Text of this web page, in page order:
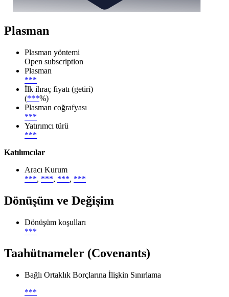
Plasman
Plasman yöntemi
Open subscription
Plasman
***
İlk ihraç fiyatı (getiri)
(***%)
Plasman coğrafyası
***
Yatırımcı türü
***
Katılımcılar
Aracı Kurum
***, ***, ***, ***
Dönüşüm ve Değişim
Dönüşüm koşulları
***
Taahütnameler (Covenants)
Bağlı Ortaklık Borçlarına İlişkin Sınırlama
***